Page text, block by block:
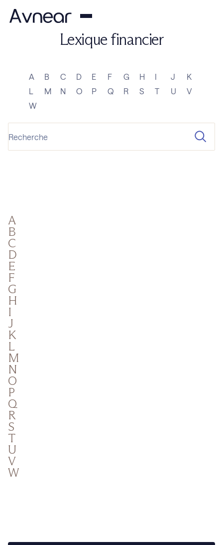
Lexique financier
A B C D E F G H I J
K
L
M N O P Q R S T U
V
W
A
B
C
D
E
F
G
H
I
J
K
L
M
N
O
P
Q
R
S
T
U
V
W